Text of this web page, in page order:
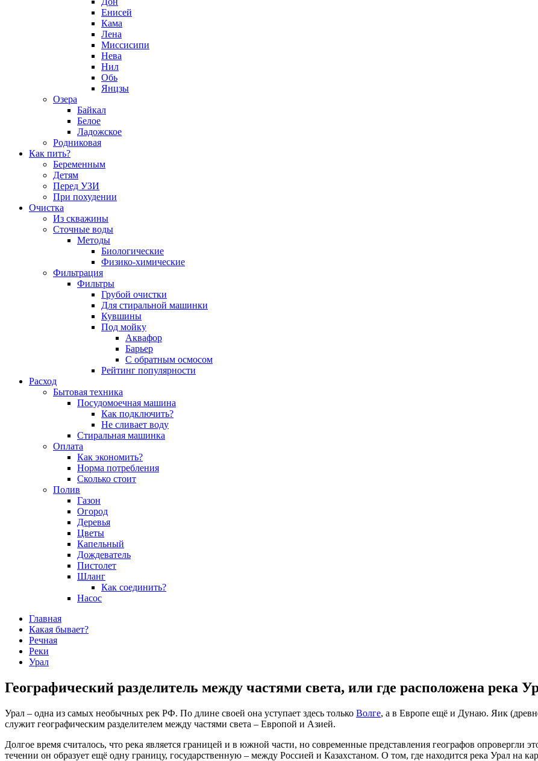
Енисей
Кама
Лена
Миссисипи
Нева
Нил
Обь
Янцзы
Озера
Байкал
Белое
Ладожское
Родниковая
Как пить?
Беременным
Детям
Перед УЗИ
При похудении
Очистка
Из скважины
Сточные воды
Методы
Биологические
Физико-химические
Фильтрация
Фильтры
Грубой очистки
Для стиральной машинки
Кувшины
Под мойку
Аквафор
Барьер
С обратным осмосом
Рейтинг популярности
Расход
Бытовая техника
Посудомоечная машина
Как подключить?
Не сливает воду
Стиральная машинка
Оплата
Как экономить?
Норма потребления
Сколько стоит
Полив
Газон
Огород
Деревья
Цветы
Капельный
Дождеватель
Пистолет
Шланг
Как соединить?
Насос
Главная
Какая бывает?
Речная
Реки
Урал
Географический разделитель между частями света, или где расположена река
Урал – одна из самых необычных рек РФ. По длине своей она уступает здесь только Волге, а в Европе ещё и Дунаю. Яик
служит географическим разделителем между частями света – Европой и Азией.
Долгое время считалось, что река является границей и в южной части, но современные представления географов опровергли
течении он образует ещё одну границу, государственную – между Россией и Казахстаном. О том, где находится река Урал на